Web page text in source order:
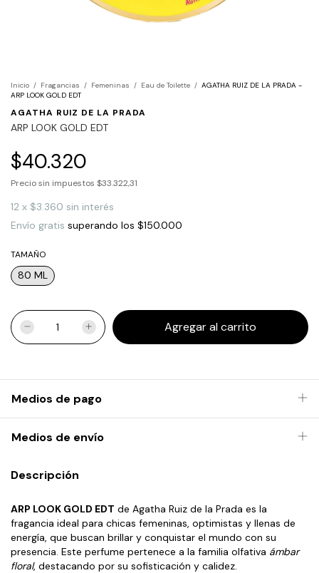
Inicio / Fragancias / Femeninas / Eau de Toilette / AGATHA RUIZ DE LA PRADA -
ARP LOOK GOLD EDT
AGATHA RUIZ DE LA PRADA
ARP LOOK GOLD EDT
$40.320
Precio sin impuestos $33.322,31
12 x $3.360 sin interés
Envío gratis superando los $150.000
TAMAÑO
80 ML
Medios de pago
Medios de envío
Descripción
ARP LOOK GOLD EDT de Agatha Ruiz de la Prada es la
fragancia ideal para chicas femeninas, optimistas y llenas de
energía, que buscan brillar y conquistar el mundo con su
presencia. Este perfume pertenece a la familia olfativa ámbar
floral, destacando por su sofisticación y calidez.